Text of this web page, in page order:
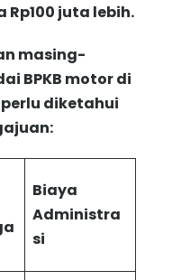
Rp100 juta lebih.
masing-
BPKB motor di
diketahui
Biaya
Administra
si